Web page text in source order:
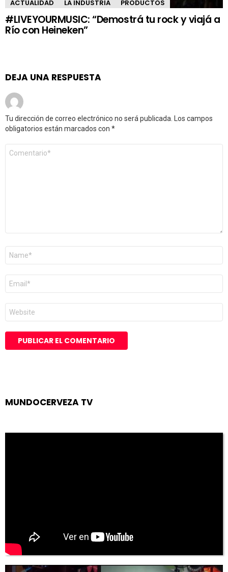
ACTUALIDAD LA INDUSTRIA PRODUCTOS
#LIVEYOURMUSIC: “Demostrá tu rock y viajá a
Río con Heineken”
DEJA UNA RESPUESTA
Tu dirección de correo electrónico no será publicada. Los campos
obligatorios están marcados con *
Comentario
Nombre
Correo
electrónico
*
Web
MUNDOCERVEZA TV